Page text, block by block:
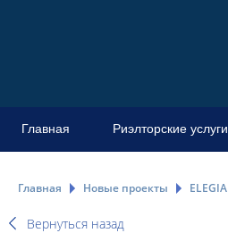
Главная Риэлторские услуги
Главная Новые проекты ELEGIA
Вернуться назад